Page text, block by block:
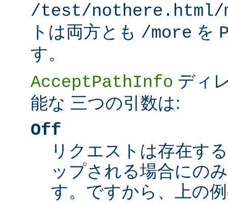
/test/nothere.html/
トは両方とも /more を
す。
AcceptPathInfo ディ
能な 三つの引数は:
Off
リクエストは存在す
ップされる場合にの
す。ですから、上の